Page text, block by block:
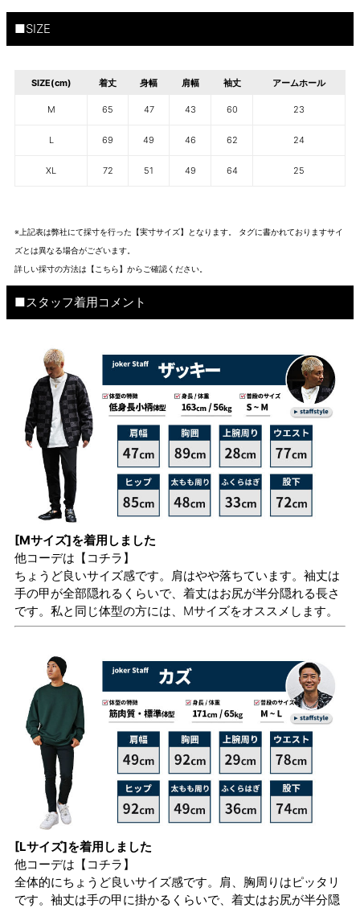
■SIZE
SIZE(cm) 着丈 身幅 肩幅 袖丈 アームホール
M 65 47 43 60 23
L 69 49 46 62 24
XL 72 51 49 64 25
※上記表は弊社にて採寸を行った【実寸サイズ】となります。 タグに書かれておりますサイ
ズとは異なる場合がございます。
詳しい採寸の方法は 【こちら】から ご確認ください。
■スタッフ着用コメント
[Mサイズ]を着用しました
他コーデは 【コチラ】
ちょうど良いサイズ感です。肩はやや落ちています。袖丈は
手の甲が全部隠れるくらいで、着丈はお尻が半分隠れる長さ
です。私と同じ体型の方には、Mサイズをオススメします。
[Lサイズ]を着用しました
他コーデは 【コチラ】
全体的にちょうど良いサイズ感です。肩、胸周りはピッタリ
です。袖丈は手の甲に掛かるくらいで、着丈はお尻が半分隠